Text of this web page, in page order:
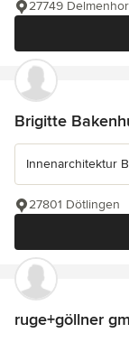
27749
Brigitte
Innenarchitektur
27801 Dötlingen
ruge+göllner